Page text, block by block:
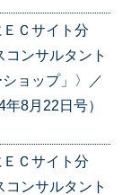
Ｃサイト分
ンサルタント
ョップ」〉／
8月22日号）
Ｃサイト分
ンサルタント